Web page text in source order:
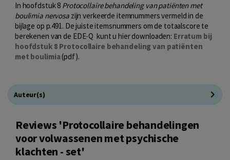
In hoofdstuk 8 Protocollaire behandeling van patiënten met
boulimia nervosazijn verkeerde itemnummers vermeld in de
bijlage op p.491. De juiste itemsnummers om de totaalscore te
berekenen van de EDE-Q kunt u hier downloaden: Erratum bij
hoofdstuk 8 Protocollaire behandeling van patiënten
met boulimia(pdf).
Auteur(s)
Reviews 'Protocollaire behandelingen
voor volwassenen met psychische
klachten - set'